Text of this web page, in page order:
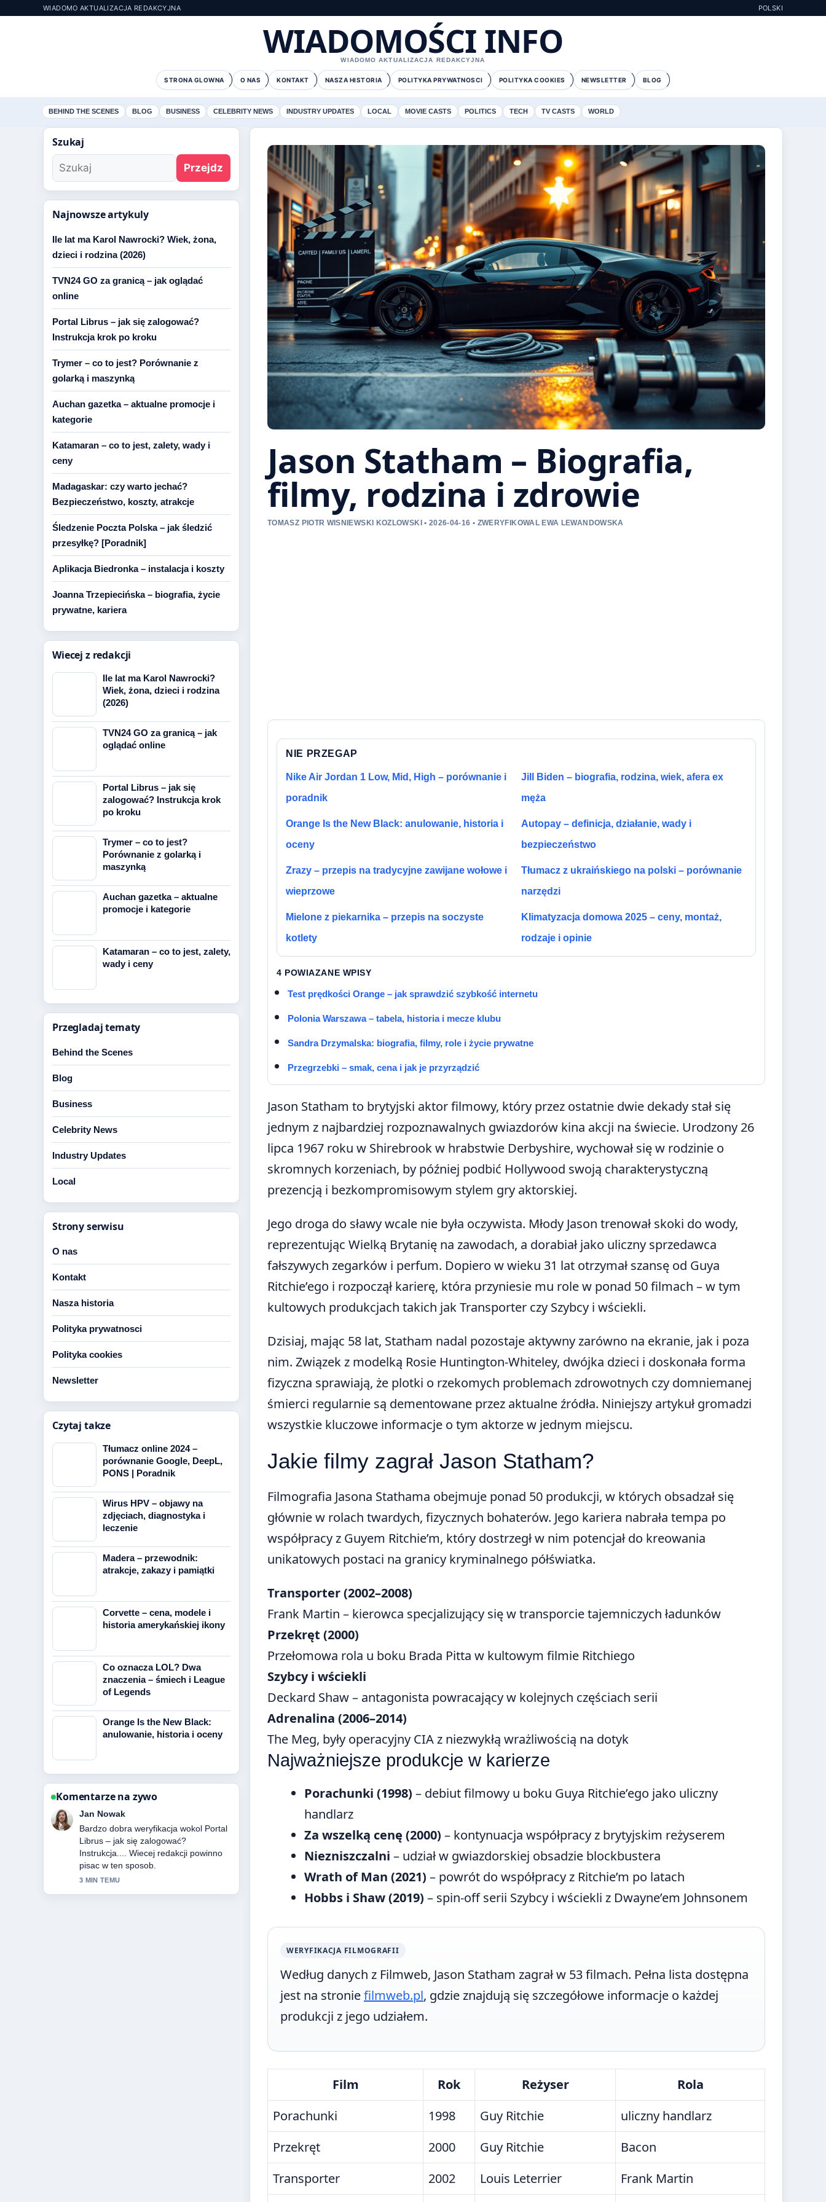
WIADOMO AKTUALIZACJA REDAKCYJNA POLSKI
WIADOMOŚCI INFO
WIADOMO AKTUALIZACJA REDAKCYJNA
STRONA GLOWNA O NAS KONTAKT NASZA HISTORIA POLITYKA PRYWATNOSCI POLITYKA COOKIES NEWSLETTER BLOG
BEHIND THE SCENES BLOG BUSINESS CELEBRITY NEWS INDUSTRY UPDATES LOCAL MOVIE CASTS POLITICS TECH TV CASTS WORLD
Jason Statham – Biografia,
filmy, rodzina i zdrowie
TOMASZ PIOTR WISNIEWSKI KOZLOWSKI • 2026-04-16 • ZWERYFIKOWAL EWA LEWANDOWSKA
NIE PRZEGAP
Nike Air Jordan 1 Low, Mid, High – porównanie i
poradnik
Jill Biden – biografia, rodzina, wiek, afera ex
męża
Orange Is the New Black: anulowanie, historia i
oceny
Autopay – definicja, działanie, wady i
bezpieczeństwo
Zrazy – przepis na tradycyjne zawijane wołowe i
wieprzowe
Tłumacz z ukraińskiego na polski – porównanie
narzędzi
Mielone z piekarnika – przepis na soczyste
kotlety
Klimatyzacja domowa 2025 – ceny, montaż,
rodzaje i opinie
4 POWIAZANE WPISY
Test prędkości Orange – jak sprawdzić szybkość internetu
Polonia Warszawa – tabela, historia i mecze klubu
Sandra Drzymalska: biografia, filmy, role i życie prywatne
Przegrzebki – smak, cena i jak je przyrządzić
Jason Statham to brytyjski aktor filmowy, który przez ostatnie dwie dekady stał się
jednym z najbardziej rozpoznawalnych gwiazdorów kina akcji na świecie. Urodzony 26
lipca 1967 roku w Shirebrook w hrabstwie Derbyshire, wychował się w rodzinie o
skromnych korzeniach, by później podbić Hollywood swoją charakterystyczną
prezencją i bezkompromisowym stylem gry aktorskiej.
Jego droga do sławy wcale nie była oczywista. Młody Jason trenował skoki do wody,
reprezentując Wielką Brytanię na zawodach, a dorabiał jako uliczny sprzedawca
fałszywych zegarków i perfum. Dopiero w wieku 31 lat otrzymał szansę od Guya
Ritchie’ego i rozpoczął karierę, która przyniesie mu role w ponad 50 filmach – w tym
kultowych produkcjach takich jak Transporter czy Szybcy i wściekli.
Dzisiaj, mając 58 lat, Statham nadal pozostaje aktywny zarówno na ekranie, jak i poza
nim. Związek z modelką Rosie Huntington-Whiteley, dwójka dzieci i doskonała forma
fizyczna sprawiają, że plotki o rzekomych problemach zdrowotnych czy domniemanej
śmierci regularnie są dementowane przez aktualne źródła. Niniejszy artykuł gromadzi
wszystkie kluczowe informacje o tym aktorze w jednym miejscu.
Jakie filmy zagrał Jason Statham?
Filmografia Jasona Stathama obejmuje ponad 50 produkcji, w których obsadzał się
głównie w rolach twardych, fizycznych bohaterów. Jego kariera nabrała tempa po
współpracy z Guyem Ritchie’m, który dostrzegł w nim potencjał do kreowania
unikatowych postaci na granicy kryminalnego półświatka.
Transporter (2002–2008)
Frank Martin – kierowca specjalizujący się w transporcie tajemniczych ładunków
Przekręt (2000)
Przełomowa rola u boku Brada Pitta w kultowym filmie Ritchiego
Szybcy i wściekli
Deckard Shaw – antagonista powracający w kolejnych częściach serii
Adrenalina (2006–2014)
The Meg, były operacyjny CIA z niezwykłą wrażliwością na dotyk
Najważniejsze produkcje w karierze
Porachunki (1998) – debiut filmowy u boku Guya Ritchie’ego jako uliczny
handlarz
Za wszelką cenę (2000) – kontynuacja współpracy z brytyjskim reżyserem
Niezniszczalni – udział w gwiazdorskiej obsadzie blockbustera
Wrath of Man (2021) – powrót do współpracy z Ritchie’m po latach
Hobbs i Shaw (2019) – spin-off serii Szybcy i wściekli z Dwayne’em Johnsonem
WERYFIKACJA FILMOGRAFII
Według danych z Filmweb, Jason Statham zagrał w 53 filmach. Pełna lista dostępna
jest na stroniefilmweb.pl, gdzie znajdują się szczegółowe informacje o każdej
produkcji z jego udziałem.
Film Rok Reżyser
Rola
Porachunki
1998 Guy Ritchie
uliczny handlarz
Przekręt
2000 Guy Ritchie
Bacon
Transporter
2002 Louis Leterrier
Frank Martin
Szukaj
Przejdz
Najnowsze artykuly
Ile lat ma Karol Nawrocki? Wiek, żona,
dzieci i rodzina (2026)
TVN24 GO za granicą – jak oglądać
online
Portal Librus – jak się zalogować?
Instrukcja krok po kroku
Trymer – co to jest? Porównanie z
golarką i maszynką
Auchan gazetka – aktualne promocje i
kategorie
Katamaran – co to jest, zalety, wady i
ceny
Madagaskar: czy warto jechać?
Bezpieczeństwo, koszty, atrakcje
Śledzenie Poczta Polska – jak śledzić
przesyłkę? [Poradnik]
Aplikacja Biedronka – instalacja i koszty
Joanna Trzepiecińska – biografia, życie
prywatne, kariera
Wiecej z redakcji
Ile lat ma Karol Nawrocki?
Wiek, żona, dzieci i rodzina
(2026)
TVN24 GO za granicą – jak
oglądać online
Portal Librus – jak się
zalogować? Instrukcja krok
po kroku
Trymer – co to jest?
Porównanie z golarką i
maszynką
Auchan gazetka – aktualne
promocje i kategorie
Katamaran – co to jest, zalety,
wady i ceny
Przegladaj tematy
Behind the Scenes
Blog
Business
Celebrity News
Industry Updates
Local
Strony serwisu
O nas
Kontakt
Nasza historia
Polityka prywatnosci
Polityka cookies
Newsletter
Czytaj takze
Tłumacz online 2024 –
porównanie Google, DeepL,
PONS | Poradnik
Wirus HPV – objawy na
zdjęciach, diagnostyka i
leczenie
Madera – przewodnik:
atrakcje, zakazy i pamiątki
Corvette – cena, modele i
historia amerykańskiej ikony
Co oznacza LOL? Dwa
znaczenia – śmiech i League
of Legends
Orange Is the New Black:
anulowanie, historia i oceny
Komentarze na zywo
Zofia Wisniewska
Swietne podsumowanie tematu Ile lat
ma Karol Nawrocki? Wiek, żona,.... To
najjasniejsze streszczenie, jakie dzis
widzialem.
5 MIN TEMU